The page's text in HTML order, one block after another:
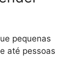
pequenas
até pessoas